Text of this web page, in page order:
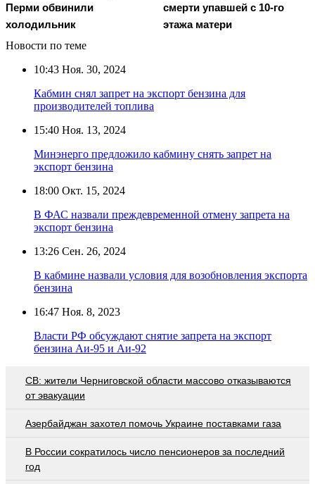
Перми обвинили
холодильник
смерти упавшей с 10-го
этажа матери
Новости по теме
10:43 Ноя. 30, 2024
Кабмин снял запрет на экспорт бензина для
производителей топлива
15:40 Ноя. 13, 2024
Минэнерго предложило кабмину снять запрет на
экспорт бензина
18:00 Окт. 15, 2024
В ФАС назвали преждевременной отмену запрета на
экспорт бензина
13:26 Сен. 26, 2024
В кабмине назвали условия для возобновления экспорта
бензина
16:47 Ноя. 8, 2023
Власти РФ обсуждают снятие запрета на экспорт
бензина Аи-95 и Аи-92
СВ: жители Черниговской области массово отказываются
от эвакуации
Азербайджан захотел помочь Украине поставками газа
В России сократилось число пенсионеров за последний
год